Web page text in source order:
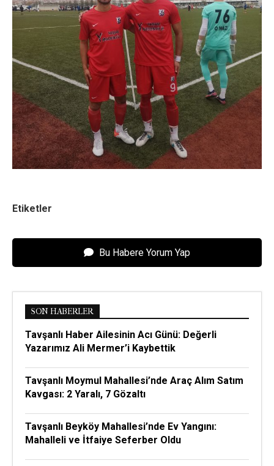
Etiketler
Bu Habere Yorum Yap
SON HABERLER
Tavşanlı Haber Ailesinin Acı Günü: Değerli
Yazarımız Ali Mermer’i Kaybettik
Tavşanlı Moymul Mahallesi’nde Araç Alım Satım
Kavgası: 2 Yaralı, 7 Gözaltı
Tavşanlı Beyköy Mahallesi’nde Ev Yangını:
Mahalleli ve İtfaiye Seferber Oldu